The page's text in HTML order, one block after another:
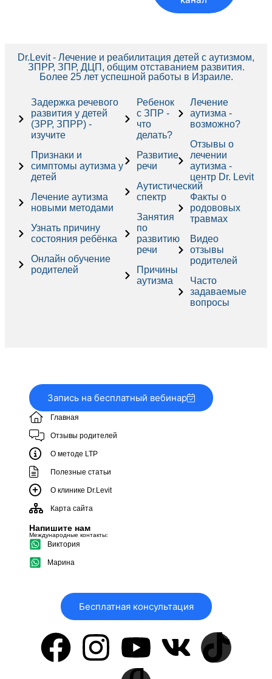
Dr.Levit - Лечение и реабилитация детей с аутизмом,
ЗПРР, ЗПР, ДЦП, общим отставанием развития.
Более 25 лет успешной работы в Израиле.
Задержка речевого
развития у детей
(ЗРР, ЗПРР) -
изучите
Признаки и
симптомы аутизма у
детей
Лечение аутизма
новыми методами
Узнать причину
состояния ребёнка
Онлайн обучение
родителей
Ребенок
с ЗПР -
что
делать?
Развитие
речи
Аутистический
спектр
Занятия
по
развитию
речи
Причины
аутизма
Лечение
аутизма -
возможно?
Отзывы о
лечении
аутизма -
центр Dr. Levit
Факты о
родововых
травмах
Видео
отзывы
родителей
Часто
задаваемые
вопросы
Запись на бесплатный вебинар
Главная
Отзывы родителей
О методе LTP
Полезные статьи
О клинике Dr.Levit
Карта сайта
Напишите нам
Международные контакты:
Виктория
Марина
Бесплатная консультация